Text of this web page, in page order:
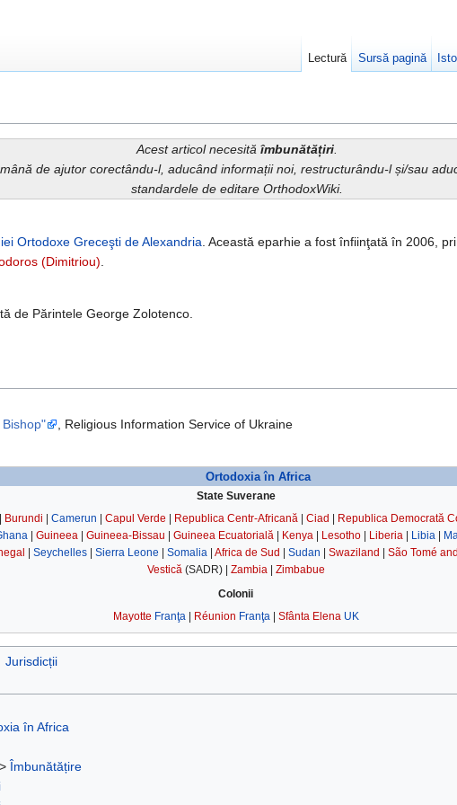
Acest articol necesită îmbunătățiri.
de ajutor corectându-l, aducând informații noi, restructurându-l și/sau
standardele de editare OrthodoxWiki.
Ortodoxe Greceşti de Alexandria. Această eparhie a fost înfiinţată în 2006,
(Dimitriou).
de Părintele George Zolotenco.
, Religious Information Service of Ukraine
Ortodoxia în Africa
State Suverane
Burundi Camerun Capul Verde Republica Centr-Africană Ciad Republica Democrată
| Guineea| Guineea-Bissau Guineea Ecuatorială| Kenya| Lesotho| Liberia| Libia|
Seychelles| Sierra Leone Somalia| Africa de Sud Sudan Swaziland São Tomé
Vestică(SADR) | Zambia| Zimbabue
Colonii
Mayotte Franţa| Réunion Franţa| Sfânta Elena UK
Jurisdicții
în Africa
> Îmbunătățire
Lectură Sursă pagină